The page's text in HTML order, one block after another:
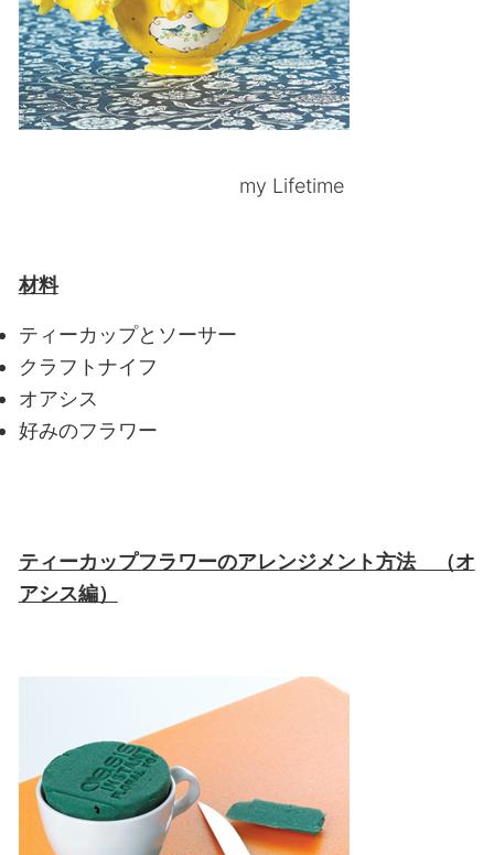
my Lifetime
材料
ティーカップとソーサー
クラフトナイフ
オアシス
好みのフラワー
ティーカップフラワーのアレンジメント方法 （オ
アシス編）